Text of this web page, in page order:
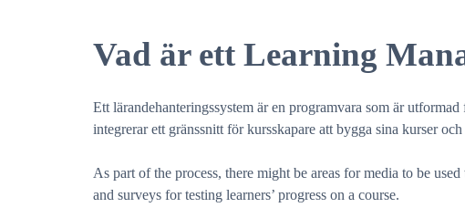
Vad är ett Learning
Ett lärandehanteringssystem är en programvara som är
integrerar ett gränssnitt för kursskapare att bygga sina kurser
As part of the process, there might be areas for media to be
and surveys for testing learners’ progress on a course.